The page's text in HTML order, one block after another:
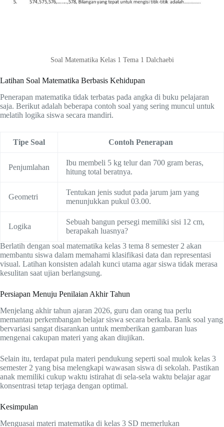
Soal Matematika Kelas 1 Tema 1 Dalchaebi
Latihan Soal Matematika Berbasis Kehidupan
Penerapan matematika tidak terbatas pada angka di buku pelajaran
saja. Berikut adalah beberapa contoh soal yang sering muncul untuk
melatih logika siswa secara mandiri.
Tipe Soal Contoh Penerapan
Penjumlahan
Ibu membeli 5 kg telur dan 700 gram beras,
hitung total beratnya.
Geometri
Tentukan jenis sudut pada jarum jam yang
menunjukkan pukul 03.00.
Logika
Sebuah bangun persegi memiliki sisi 12 cm,
berapakah luasnya?
Berlatih dengan soal matematika kelas 3 tema 8 semester 2 akan
membantu siswa dalam memahami klasifikasi data dan representasi
visual. Latihan konsisten adalah kunci utama agar siswa tidak merasa
kesulitan saat ujian berlangsung.
Persiapan Menuju Penilaian Akhir Tahun
Menjelang akhir tahun ajaran 2026, guru dan orang tua perlu
memantau perkembangan belajar siswa secara berkala. Bank soal yang
bervariasi sangat disarankan untuk memberikan gambaran luas
mengenai cakupan materi yang akan diujikan.
Selain itu, terdapat pula materi pendukung seperti soal mulok kelas 3
semester 2 yang bisa melengkapi wawasan siswa di sekolah. Pastikan
anak memiliki cukup waktu istirahat di sela-sela waktu belajar agar
konsentrasi tetap terjaga dengan optimal.
Kesimpulan
Menguasai materi matematika di kelas 3 SD memerlukan